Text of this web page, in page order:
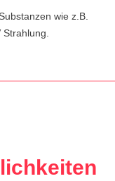
wie z.B.